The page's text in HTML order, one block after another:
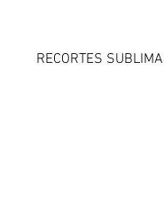
RECORTES